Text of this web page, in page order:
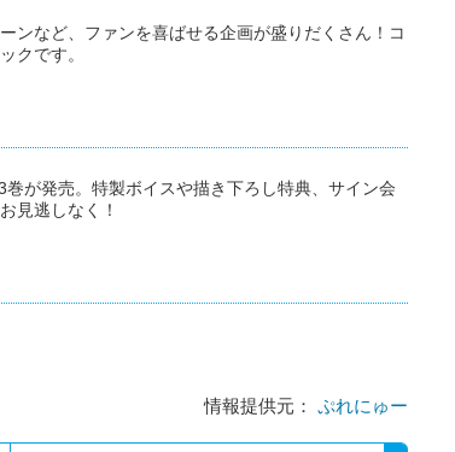
ンなど、ファンを喜ばせる企画が盛りだくさん！コ
クです。
が発売。特製ボイスや描き下ろし特典、サイン会
見逃しなく！
情報提供元： ぷれにゅー